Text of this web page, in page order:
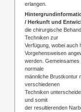
erlangen.
/ Herkunft und
die chirurgische
Techniken zur
Verfügung, wobei auch
Vorgehensweisen
werden.
normale
männliche Brustkontur
verschiedenen
Techniken
und somit
der resultierenden